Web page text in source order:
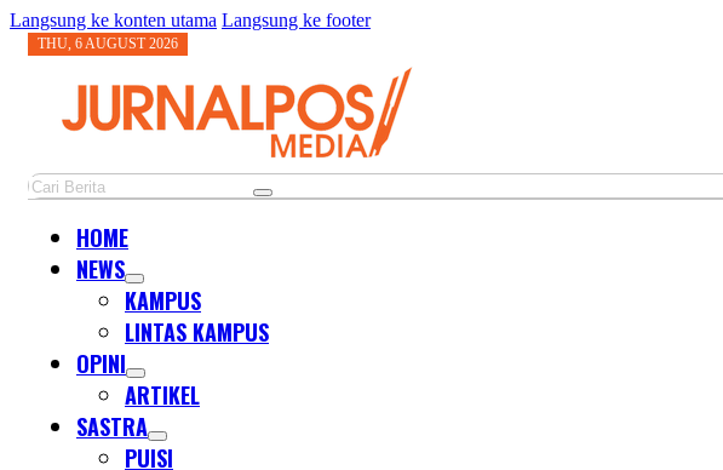
Langsung ke konten utama Langsung ke footer
THU, 6 AUGUST 2026
Cari
HOME
NEWS
KAMPUS
LINTAS KAMPUS
OPINI
ARTIKEL
SASTRA
PUISI